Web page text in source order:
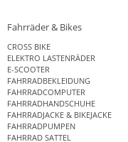
Fahrräder & Bikes
CROSS BIKE
ELEKTRO LASTENRÄDER
E-SCOOTER
FAHRRADBEKLEIDUNG
FAHRRADCOMPUTER
FAHRRADHANDSCHUHE
FAHRRADJACKE & BIKEJACKE
FAHRRADPUMPEN
FAHRRAD SATTEL